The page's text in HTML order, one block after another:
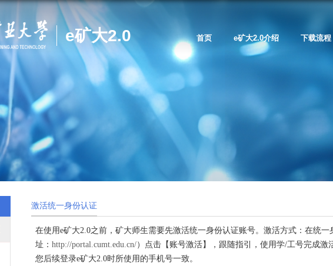
e矿大2.0 首页 e矿大2.0介绍 下载流程
激活统一身份认证
在使用e矿大2.0之前，矿大师生需要先激活统一身份认证账号。激活方式：在统
址： http://portal.cumt.edu.cn/）点击【账号激活】，跟随指引，使用学/工号完成
您后续登录e矿大2.0时所使用的手机号一致。